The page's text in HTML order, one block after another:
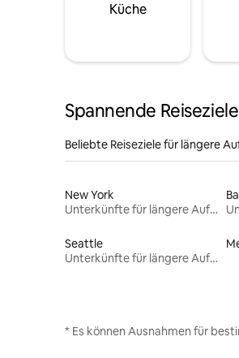
Küche
Spannende Reiseziele
Beliebte Reiseziele für längere
New York
Unterkünfte für längere Aufenthalte
Seattle
Unterkünfte für längere Aufenthalte
* Es können Ausnahmen für